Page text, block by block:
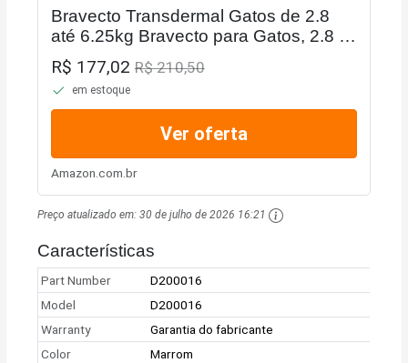
Bravecto Transdermal Gatos de 2.8
até 6.25kg Bravecto para Gatos, 2.8 a
6.25kg,
R$ 177,02R$ 210,50
em estoque
Ver oferta
Amazon.com.br
Preço atualizado em:30 de julho de 2026 16:21
Características
Part Number
D200016
Model
D200016
Warranty
Garantia do fabricante
Color
Marrom